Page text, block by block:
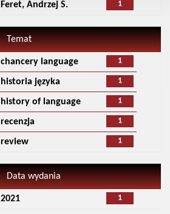
1
Feret, Andrzej S.
Temat
1
chancery language
1
historia języka
1
history of language
1
recenzja
1
review
Data wydania
1
2021